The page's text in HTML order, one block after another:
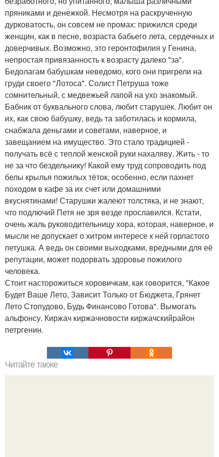
пряниками и денежкой. Несмотря на раскрученную
дурковатость, он совсем не промах: прижился среди
женщин, как в песне, возраста бабьего лета, сердечных и
доверчивых. Возможно, это геронтофилия у Генина,
непростая привязанность к возрасту далеко "за".
Бедолагам бабушкам неведомо, кого они пригрели на
груди своего "Лотоса". Солист Петруша тоже
сомнительный, с медвежьей лапой на ухо знакомый.
Бабник от буквального слова, любит старушек. Любит он
их, как свою бабушку, ведь та заботилась и кормила,
снабжала деньгами и советами, наверное, и
завещанием на имущество. Это стало традицией -
получать всё с теплой женской руки нахаляву. Жить - то
не за что бездельнику! Какой ему труд сопроводить под
белы крылья пожилых тёток, особенно, если пахнет
походом в кафе за их счет или домашними
вкуснятинами! Старушки жалеют толстяка, и не знают,
что подлючий Петя не зря везде прославился. Кстати,
очень жаль руководительницу хора, которая, наверное, и
мысли не допускает о хитром интересе к ней горластого
петушка. А ведь он своими выходками, вредными для её
репутации, может подорвать здоровье пожилого
человека.
Стоит насторожиться хоровичкам, как говорится, "Какое
Будет Ваше Лето, Зависит Только от Бюджета, Грянет
Лето Стопудово, Будь Финансово Готова". Вымогать
альфонсу. Киржач киржачновости киржачскийрайон
петргенин.
Читайте также